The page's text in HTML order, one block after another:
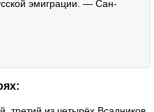
эмиграции. — Сан-